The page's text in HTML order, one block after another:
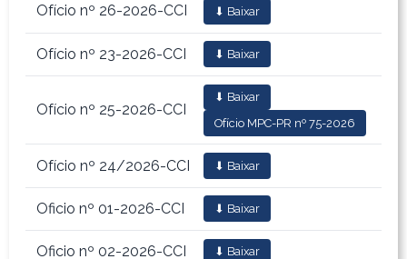
Ofício nº 26-2026-CCI ⬇ Baixar
Ofício nº 23-2026-CCI ⬇ Baixar
Ofício nº 25-2026-CCI
⬇ Baixar
Ofício MPC-PR nº 75-2026
Ofício nº 24/2026-CCI ⬇ Baixar
Oficio nº 01-2026-CCI ⬇ Baixar
Oficio nº 02-2026-CCI ⬇ Baixar